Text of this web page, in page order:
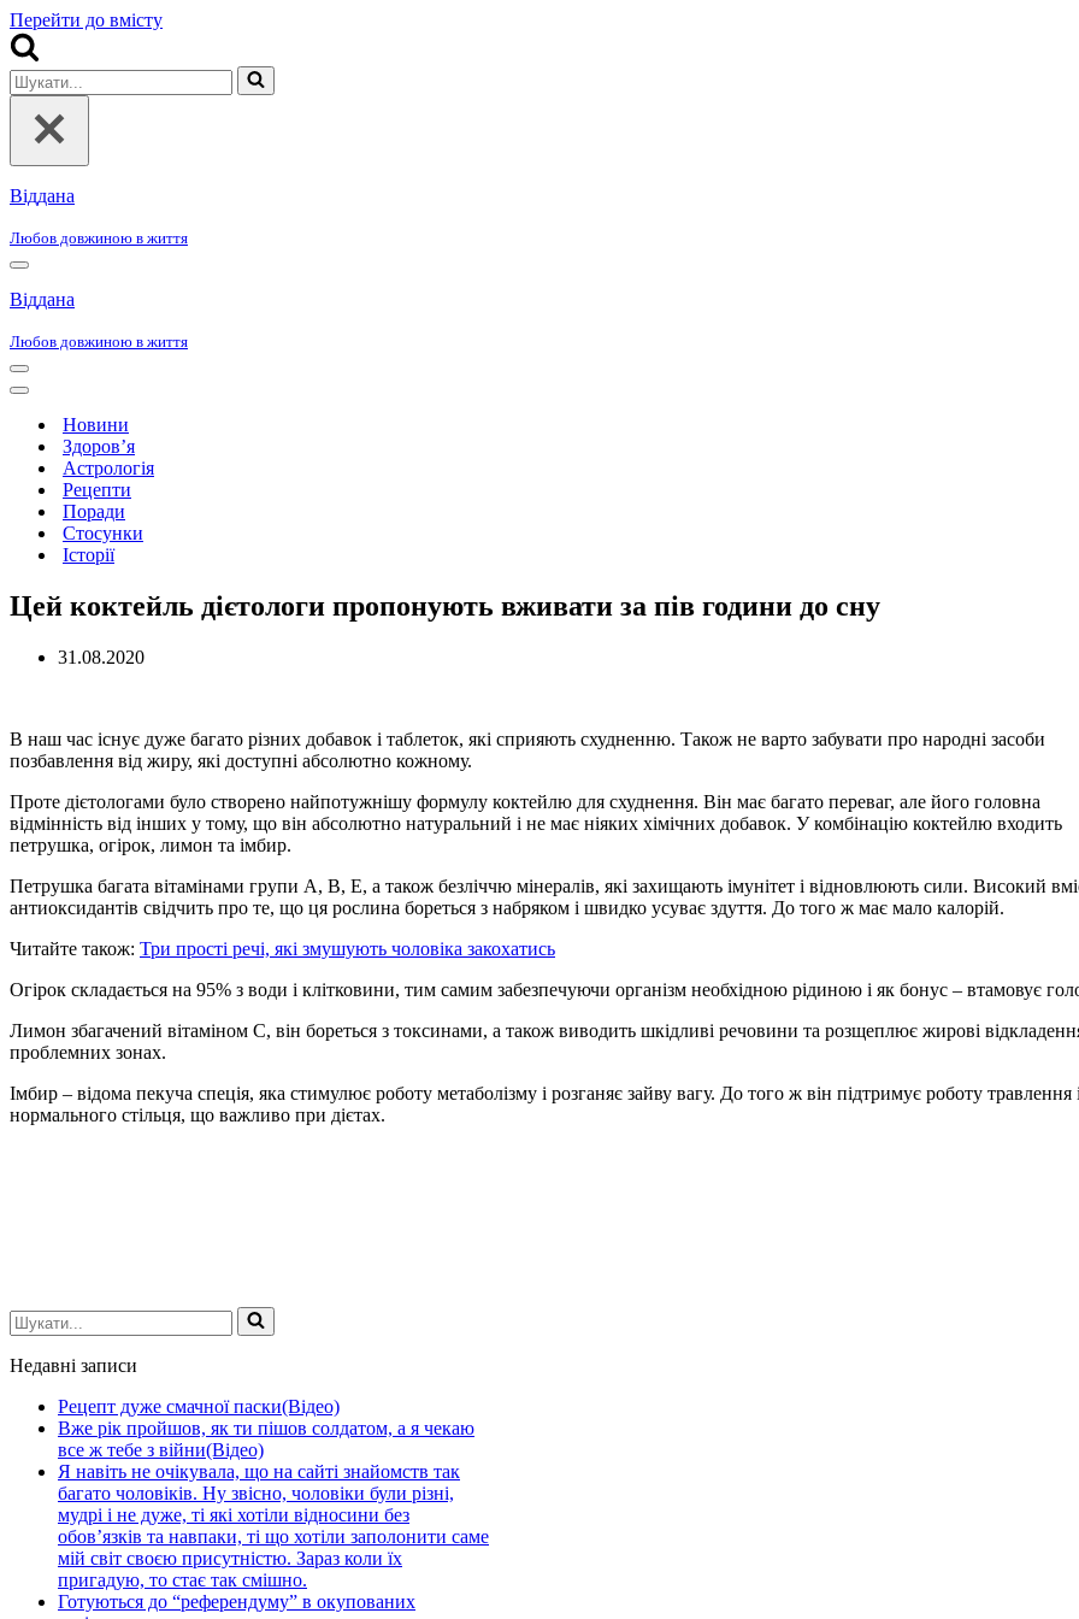
Перейти до вмісту
Шукати...
Віддана
Любов довжиною в життя
Меню
навігації
Віддана
Любов довжиною в життя
Меню
навігації
Меню
навігаціїНовини
Здоров’я
Астрологія
Рецепти
Поради
Стосунки
Історії
Цей коктейль дієтологи пропонують вживати за пів години до сну
31.08.2020
В наш час існує дуже багато різних добавок і таблеток, які сприяють схудненню. Також не варто забувати про народні засоби
позбавлення від жиру, які доступні абсолютно кожному.
Проте дієтологами було створено найпотужнішу формулу коктейлю для схуднення. Він має багато переваг, але його головна
відмінність від інших у тому, що він абсолютно натуральний і не має ніяких хімічних добавок. У комбінацію коктейлю входить
петрушка, огірок, лимон та імбир.
Петрушка багата вітамінами групи А, В, Е, а також безліччю мінералів, які захищають імунітет і відновлюють сили. Високий
антиоксидантів свідчить про те, що ця рослина бореться з набряком і швидко усуває здуття. До того ж має мало калорій.
Читайте також: Три прості речі, які змушують чоловіка закохатись
Огірок складається на 95% з води і клітковини, тим самим забезпечуючи організм необхідною рідиною і як бонус – втамовує
Лимон збагачений вітаміном С, він бореться з токсинами, а також виводить шкідливі речовини та розщеплює жирові
проблемних зонах.
Імбир – відома пекуча спеція, яка стимулює роботу метаболізму і розганяє зайву вагу. До того ж він підтримує роботу травлення і
нормального стільця, що важливо при дієтах.
Шукати...
Недавні записи
Рецепт дуже смачної паски(Відео)
Вже рік пройшов, як ти пішов солдатом, а я чекаю
все ж тебе з війни(Відео)
Я навіть не очікувала, що на сайті знайомств так
багато чоловіків. Ну звісно, чоловіки були різні,
мудрі і не дуже, ті які хотіли відносини без
обов’язків та навпаки, ті що хотіли заполонити саме
мій світ своєю присутністю. Зараз коли їх
пригадую, то стає так смішно.
Готуються до “референдуму” в окупованих